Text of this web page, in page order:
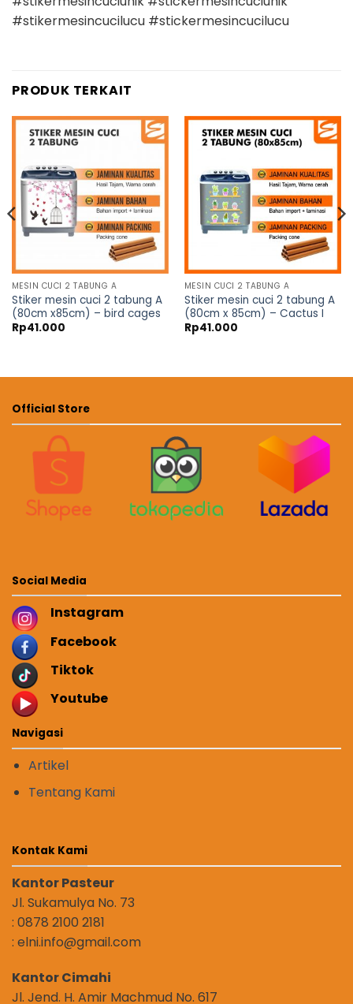
#stikermesincucilucu #stickermesincucilucu
PRODUK TERKAIT
MESIN CUCI 2 TABUNG A
Stiker mesin cuci 2 tabung A
(80cm x85cm) – bird cages
Rp41.000
MESIN CUCI 2 TABUNG A
Stiker mesin cuci 2 tabung A
(80cm x 85cm) – Cactus I
Rp41.000
Official Store
Social Media
Instagram
Facebook
Tiktok
Youtube
Navigasi
Artikel
Tentang Kami
Kontak Kami
Kantor Pasteur
Jl. Sukamulya No. 73
: 0878 2100 2181
: elni.info@gmail.com
Kantor Cimahi
Jl. Jend. H. Amir Machmud No. 617